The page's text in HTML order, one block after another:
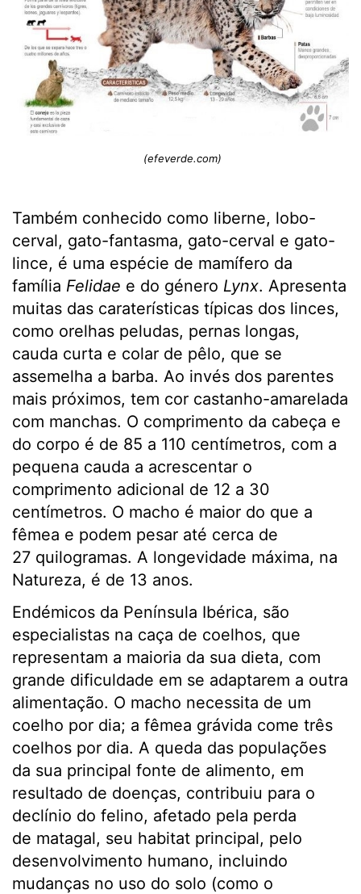
(efeverde.com)
Também conhecido como liberne, lobo-
cerval, gato-fantasma, gato-cerval e gato-
lince, é uma espécie de mamífero da
família Felidae e do género Lynx. Apresenta
muitas das caraterísticas típicas dos linces,
como orelhas peludas, pernas longas,
cauda curta e colar de pêlo, que se
assemelha a barba. Ao invés dos parentes
mais próximos, tem cor castanho-amarelada
com manchas. O comprimento da cabeça e
do corpo é de 85 a 110 centímetros, com a
pequena cauda a acrescentar o
comprimento adicional de 12 a 30
centímetros. O macho é maior do que a
fêmea e podem pesar até cerca de
27 quilogramas. A longevidade máxima, na
Natureza, é de 13 anos.
Endémicos da Península Ibérica, são
especialistas na caça de coelhos, que
representam a maioria da sua dieta, com
grande dificuldade em se adaptarem a outra
alimentação. O macho necessita de um
coelho por dia; a fêmea grávida come três
coelhos por dia. A queda das populações
da sua principal fonte de alimento, em
resultado de doenças, contribuiu para o
declínio do felino, afetado pela perda
de matagal, seu habitat principal, pelo
desenvolvimento humano, incluindo
mudanças no uso do solo (como o